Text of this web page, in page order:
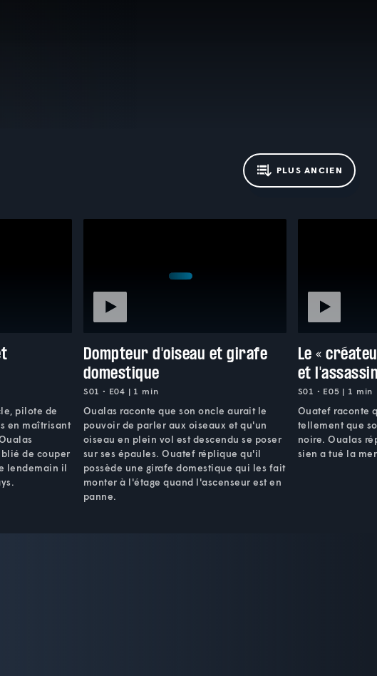
PLUS ANCIEN
pilote de
en maîtrisant
de couper
lendemain il
Dompteur d'oiseau et girafe
domestique
S01 • E04 | 1 min
Oualas raconte que son oncle aurait le
pouvoir de parler aux oiseaux et qu'un
oiseau en plein vol est descendu se poser
sur ses épaules. Ouatef réplique qu'il
possède une girafe domestique qui les fait
monter à l'étage quand l'ascenseur est en
panne.
Le «
et
S01 • E05 | 1 min
Ouatef raconte
tellement que
noire. Oualas
sien a tué la